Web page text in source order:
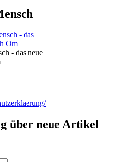
- das neue
über neue Artikel